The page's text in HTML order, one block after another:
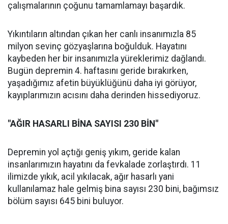
çalışmalarının çoğunu tamamlamayı başardık.
Yıkıntıların altından çıkan her canlı insanımızla 85
milyon sevinç gözyaşlarına boğulduk. Hayatını
kaybeden her bir insanımızla yüreklerimiz dağlandı.
Bugün depremin 4. haftasını geride bırakırken,
yaşadığımız afetin büyüklüğünü daha iyi görüyor,
kayıplarımızın acısını daha derinden hissediyoruz.
"AĞIR HASARLI BİNA SAYISI 230 BİN"
Depremin yol açtığı geniş yıkım, geride kalan
insanlarımızın hayatını da fevkalade zorlaştırdı. 11
ilimizde yıkık, acil yıkılacak, ağır hasarlı yani
kullanılamaz hale gelmiş bina sayısı 230 bini, bağımsız
bölüm sayısı 645 bini buluyor.